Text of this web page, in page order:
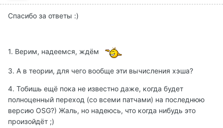
Спасибо за ответы :)
1. Верим, надеемся, ждём
3. А в теории, для чего вообще эти вычисления хэша?
4. Тобишь ещё пока не известно даже, когда будет
полноценный переход (со всеми патчами) на последнюю
версию OSG?) Жаль, но надеюсь, что когда нибудь это
произойдёт ;)